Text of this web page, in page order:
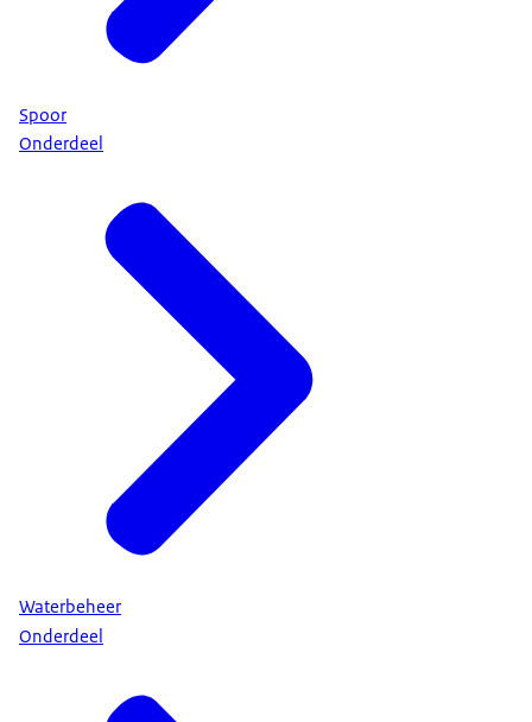
Spoor
Onderdeel
Waterbeheer
Onderdeel